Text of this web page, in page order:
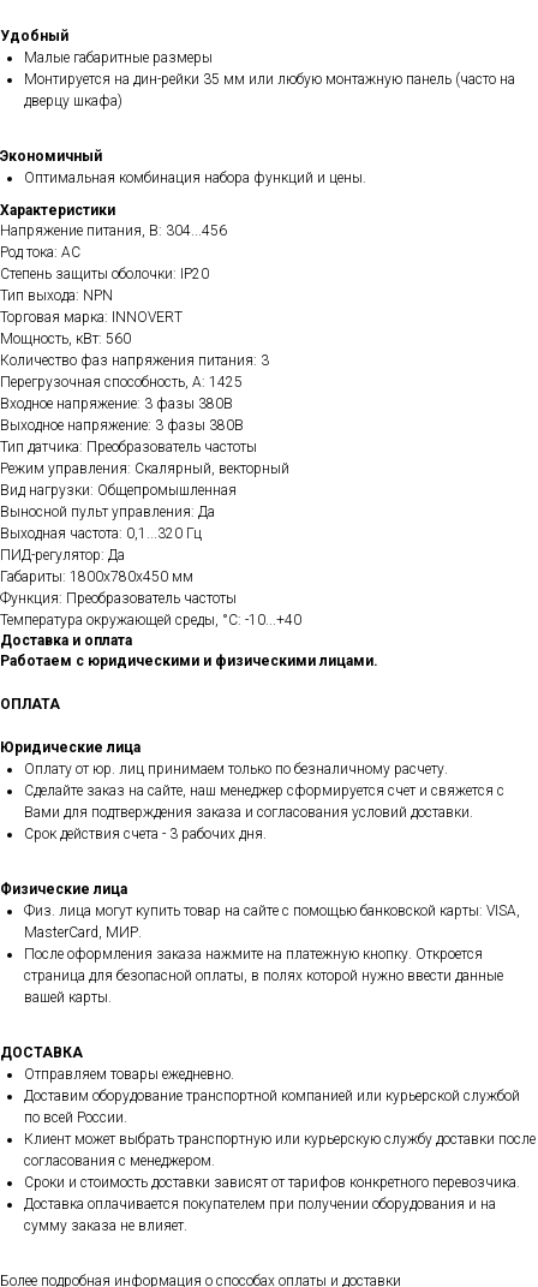
Удобный
Малые габаритные размеры
Монтируется на дин-рейки 35 мм или любую монтажную панель (часто на
дверцу шкафа)
Экономичный
Оптимальная комбинация набора функций и цены.
Характеристики
Напряжение питания, В: 304...456
Род тока: AC
Степень защиты оболочки: IP20
Тип выхода: NPN
Торговая марка: INNOVERT
Мощность, кВт: 560
Количество фаз напряжения питания: 3
Перегрузочная способность, А: 1425
Входное напряжение: 3 фазы 380В
Выходное напряжение: 3 фазы 380В
Тип датчика: Преобразователь частоты
Режим управления: Скалярный, векторный
Вид нагрузки: Общепромышленная
Выносной пульт управления: Да
Выходная частота: 0,1...320 Гц
ПИД-регулятор: Да
Габариты: 1800х780х450 мм
Функция: Преобразователь частоты
Температура окружающей среды, °C: -10...+40
Доставка и оплата
Работаем с юридическими и физическими лицами.
ОПЛАТА
Юридические лица
Оплату от юр. лиц принимаем только по безналичному расчету.
Сделайте заказ на сайте, наш менеджер сформируется счет и свяжется с
Вами для подтверждения заказа и согласования условий доставки.
Срок действия счета - 3 рабочих дня.
Физические лица
Физ. лица могут купить товар на сайте с помощью банковской карты: VISA,
MasterCard, МИР.
После оформления заказа нажмите на платежную кнопку. Откроется
страница для безопасной оплаты, в полях которой нужно ввести данные
вашей карты.
ДОСТАВКА
Отправляем товары ежедневно.
Доставим оборудование транспортной компанией или курьерской службой
по всей России.
Клиент может выбрать транспортную или курьерскую службу доставки после
согласования с менеджером.
Сроки и стоимость доставки зависят от тарифов конкретного перевозчика.
Доставка оплачивается покупателем при получении оборудования и на
сумму заказа не влияет.
Более подробная информация о способах оплаты и доставки